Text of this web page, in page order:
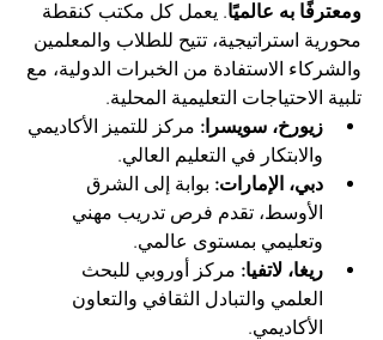
ومعترفًا به عالميًا. يعمل كل مكتب كنقطة
محورية استراتيجية، تتيح للطلاب والمعلمين
والشركاء الاستفادة من الخبرات الدولية، مع
تلبية الاحتياجات التعليمية المحلية.
زيورخ، سويسرا: مركز للتميز الأكاديمي
والابتكار في التعليم العالي.
دبي، الإمارات: بوابة إلى الشرق
الأوسط، تقدم فرص تدريب مهني
وتعليمي بمستوى عالمي.
ريغا، لاتفيا: مركز أوروبي للبحث
العلمي والتبادل الثقافي والتعاون
الأكاديمي.